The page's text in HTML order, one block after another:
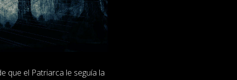
que el Patriarca le seguía la